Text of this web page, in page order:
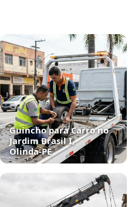
Guincho para Carro no
Jardim Brasil I,
Olinda‑PE